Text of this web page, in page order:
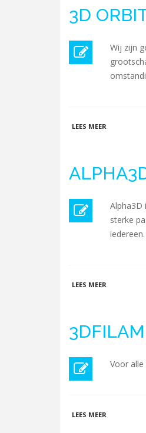
3D
Wij zijn
LEES MEER
Alpha3D
sterke
iedereen.
LEES MEER
Voor
LEES MEER